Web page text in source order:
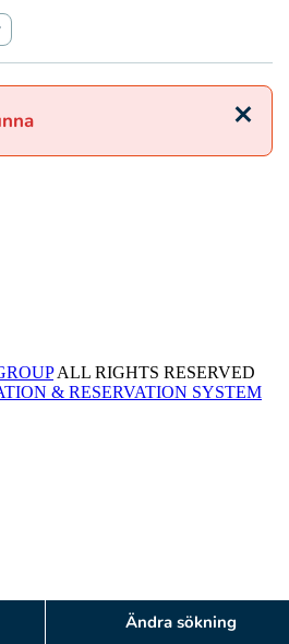
Stäng
Ändra sökning
ALL RIGHTS RESERVED
& RESERVATION SYSTEM